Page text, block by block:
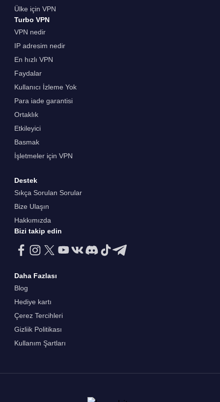
Ülke için VPN
Turbo VPN
VPN nedir
IP adresim nedir
En hızlı VPN
Faydalar
Kullanıcı İzleme Yok
Para iade garantisi
Ortaklık
Etkileyici
Basmak
İşletmeler için VPN
Destek
Sıkça Sorulan Sorular
Bize Ulaşın
Hakkımızda
Bizi takip edin
Daha Fazlası
Blog
Hediye kartı
Çerez Tercihleri
Gizliik Politikası
Kullanım Şartları